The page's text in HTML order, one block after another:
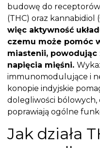
budowę do
(THC) oraz kannabidiol
więc aktywność
czemu może pomóc
miastenii,
napięcia mięśni.
immunomodulujące i
konopie indyjskie
dolegliwości bólowych,
poprawiają ogólne
Jak działa